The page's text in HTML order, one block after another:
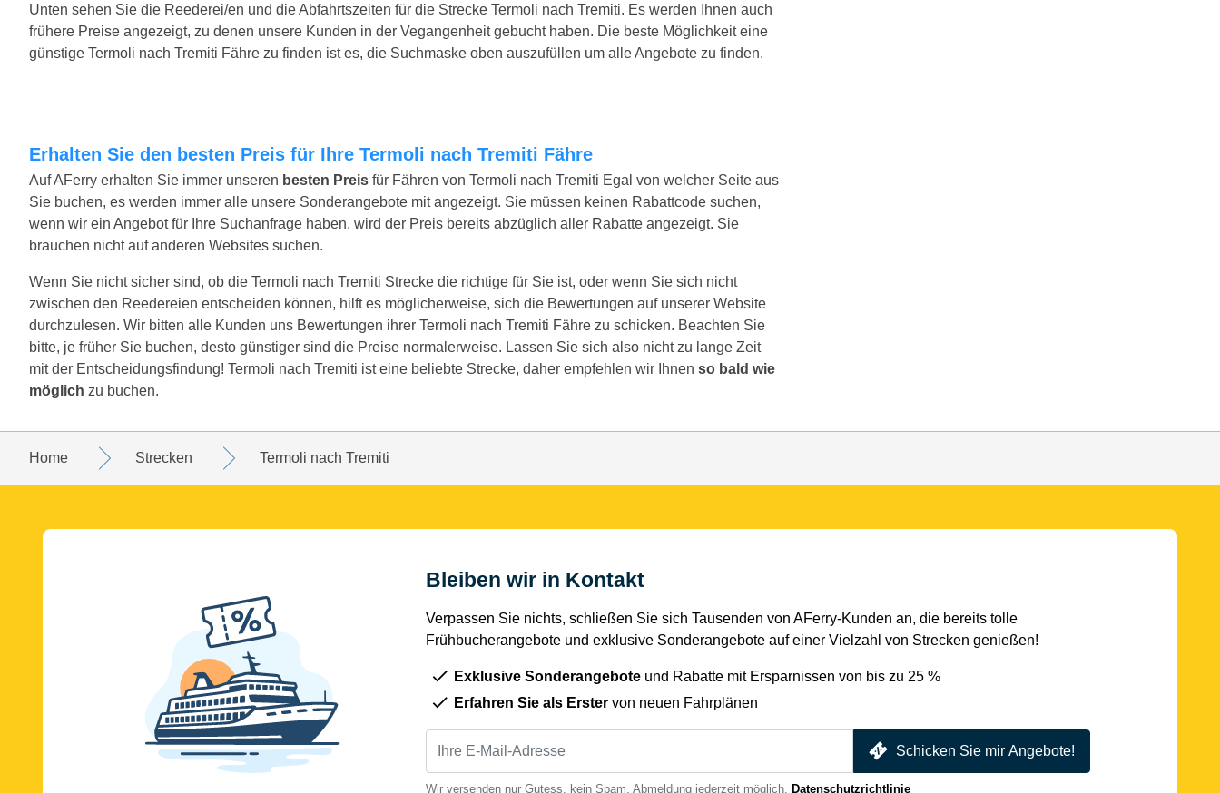
Unten sehen Sie die Reederei/en und die Abfahrtszeiten für die Strecke Termoli nach Tremiti. Es werden Ihnen auch
frühere Preise angezeigt, zu denen unsere Kunden in der Vegangenheit gebucht haben. Die beste Möglichkeit eine
günstige Termoli nach Tremiti Fähre zu finden ist es, die Suchmaske oben auszufüllen um alle Angebote zu finden.
Erhalten Sie den besten Preis für Ihre Termoli nach Tremiti Fähre
Auf AFerry erhalten Sie immer unseren besten Preis für Fähren von Termoli nach Tremiti Egal von welcher Seite aus
Sie buchen, es werden immer alle unsere Sonderangebote mit angezeigt. Sie müssen keinen Rabattcode suchen,
wenn wir ein Angebot für Ihre Suchanfrage haben, wird der Preis bereits abzüglich aller Rabatte angezeigt. Sie
brauchen nicht auf anderen Websites suchen.
Wenn Sie nicht sicher sind, ob die Termoli nach Tremiti Strecke die richtige für Sie ist, oder wenn Sie sich nicht
zwischen den Reedereien entscheiden können, hilft es möglicherweise, sich die Bewertungen auf unserer Website
durchzulesen. Wir bitten alle Kunden uns Bewertungen ihrer Termoli nach Tremiti Fähre zu schicken. Beachten Sie
bitte, je früher Sie buchen, desto günstiger sind die Preise normalerweise. Lassen Sie sich also nicht zu lange Zeit
mit der Entscheidungsfindung! Termoli nach Tremiti ist eine beliebte Strecke, daher empfehlen wir Ihnen so bald wie
möglich zu buchen.
Home Strecken Termoli nach Tremiti
Bleiben wir in Kontakt
Verpassen Sie nichts, schließen Sie sich Tausenden von AFerry-Kunden an, die bereits tolle
Frühbucherangebote und exklusive Sonderangebote auf einer Vielzahl von Strecken genießen!
Exklusive Sonderangebote und Rabatte mit Ersparnissen von bis zu 25 %
Erfahren Sie als Erster von neuen Fahrplänen
Schicken Sie mir Angebote!
Wir versenden nur Gutess, kein Spam. Abmeldung jederzeit möglich. Datenschutzrichtlinie